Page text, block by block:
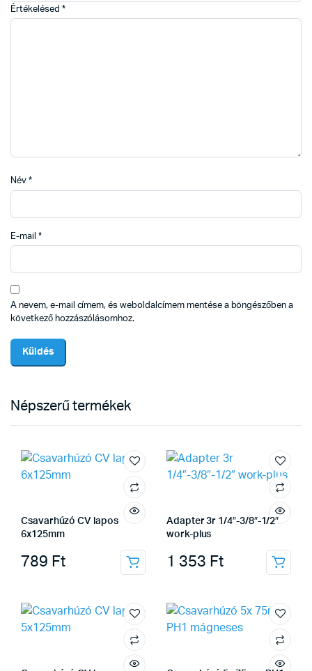
Értékelésed *
Név *
E-mail *
A nevem, e-mail címem, és weboldalcímem mentése a böngészőben a
következő hozzászólásomhoz.
Népszerű termékek
Csavarhúzó CV lapos
6x125mm
789 Ft
Adapter 3r 1/4″-3/8″-1/2″
work-plus
1 353 Ft